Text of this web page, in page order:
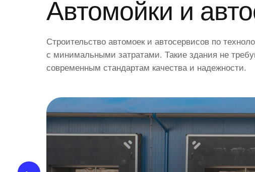
Автомойки и
Строительство автомоек и автосервисов по
с минимальными затратами. Такие здания не
современным стандартам качества и надежности.